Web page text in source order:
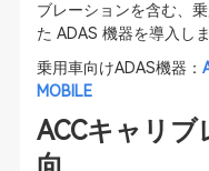
ブレーションを含む、
た ADAS 機器を導入しま
乗用車向けADAS機器：
MOBILE
ACCキャリ